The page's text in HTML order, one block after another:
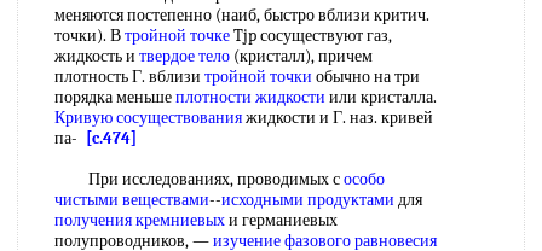
меняются постепенно (наиб, быстро вблизи критич.
точки). Втройной точкеTjp сосуществуют газ,
жидкость и твердое тело (кристалл), причем
плотность Г. вблизи тройной точки обычно на три
порядка меньшеплотности жидкости или кристалла.
Кривую сосуществованияжидкости и Г. наз. кривей
па-
[c.474]
При исследованиях, проводимых сособо
чистыми веществами--исходными продуктами для
получения кремниевыхи германиевых
полупроводников, —изучение фазового равновесия